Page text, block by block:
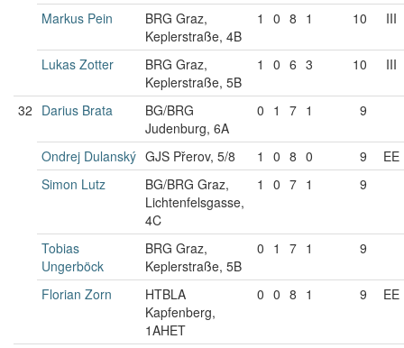
Markus Pein
BRG Graz,
Keplerstraße, 4B
1 0 8 1 10 III
Lukas Zotter
BRG Graz,
Keplerstraße, 5B
1 0 6 3 10 III
32 Darius Brata
BG/BRG
Judenburg, 6A
0 1 7 1 9
Ondrej Dulanský GJS Přerov, 5/8 1 0 8 0 9
EE
Simon Lutz
BG/BRG Graz,
Lichtenfelsgasse,
4C
1 0 7 1 9
Tobias
Ungerböck
BRG Graz,
Keplerstraße, 5B
0 1 7 1 9
Florian Zorn
HTBLA
Kapfenberg,
1AHET
0 0 8 1 9 EE